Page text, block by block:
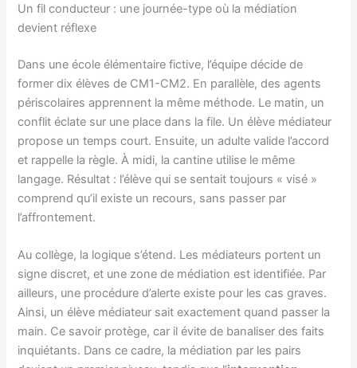
Un fil conducteur : une journée-type où la médiation
devient réflexe
Dans une école élémentaire fictive, l’équipe décide de
former dix élèves de CM1-CM2. En parallèle, des agents
périscolaires apprennent la même méthode. Le matin, un
conflit éclate sur une place dans la file. Un élève médiateur
propose un temps court. Ensuite, un adulte valide l’accord
et rappelle la règle. À midi, la cantine utilise le même
langage. Résultat : l’élève qui se sentait toujours « visé »
comprend qu’il existe un recours, sans passer par
l’affrontement.
Au collège, la logique s’étend. Les médiateurs portent un
signe discret, et une zone de médiation est identifiée. Par
ailleurs, une procédure d’alerte existe pour les cas graves.
Ainsi, un élève médiateur sait exactement quand passer la
main. Ce savoir protège, car il évite de banaliser des faits
inquiétants. Dans ce cadre, la médiation par les pairs